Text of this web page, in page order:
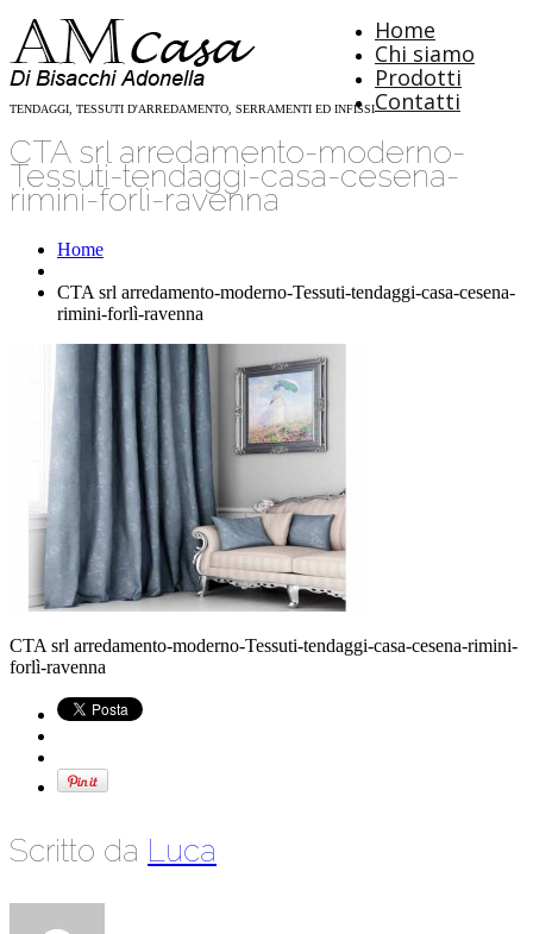
TENDAGGI, TESSUTI D'ARREDAMENTO, SERRAMENTI ED INFISSI
Home
Chi siamo
Prodotti
Contatti
CTA srl arredamento-moderno-
Tessuti-tendaggi-casa-cesena-
rimini-forlì-ravenna
Home
CTA srl arredamento-moderno-Tessuti-tendaggi-casa-cesena-
rimini-forlì-ravenna
CTA srl arredamento-moderno-Tessuti-tendaggi-casa-cesena-rimini-
forlì-ravenna
Scritto da Luca